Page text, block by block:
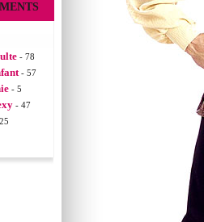
- 78
- 57
- 5
- 47